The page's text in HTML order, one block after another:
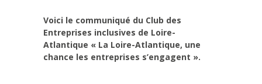
Voici le communiqué du Club des
Entreprises inclusives de Loire-
Atlantique « La Loire-Atlantique, une
chance les entreprises s’engagent ».